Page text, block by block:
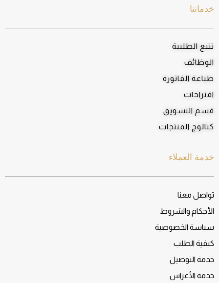
خدمة العملاء
تواصل معنا
الأحكام والشروط
سياسة الخصوصية
كيفية الطلب
خدمة التوصيل
خدمة الأعراس
خدماتنا
تتبع الطلبية
الوظائف
طباعة الفاتورة
اقتراحات
قسم التسويق
كتالوج المنتجات